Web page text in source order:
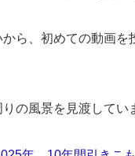
から、初めての動画
の風景を見渡してい